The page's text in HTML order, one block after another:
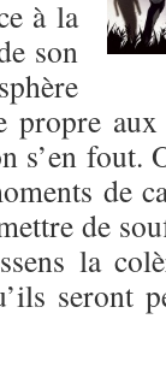
à la
son
propre
s’en fout.
de
de
la
seront